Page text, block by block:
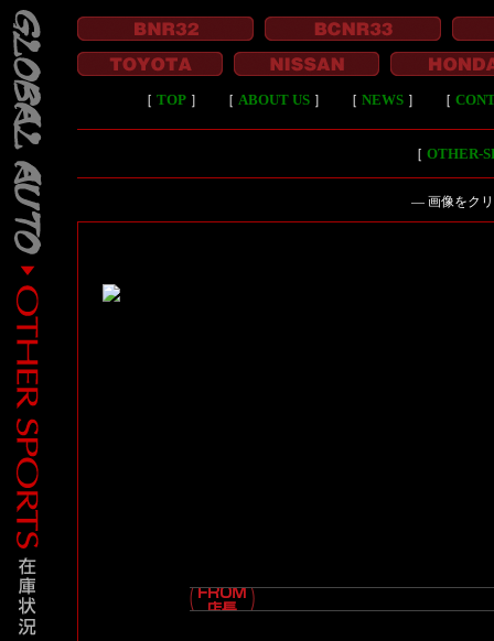
［ TOP］ ［ ABOUT US］ ［ NEWS］ ［
［ OTHER-
― 画像をク